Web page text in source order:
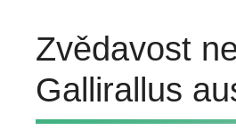
Zvědavost
Gallirallus